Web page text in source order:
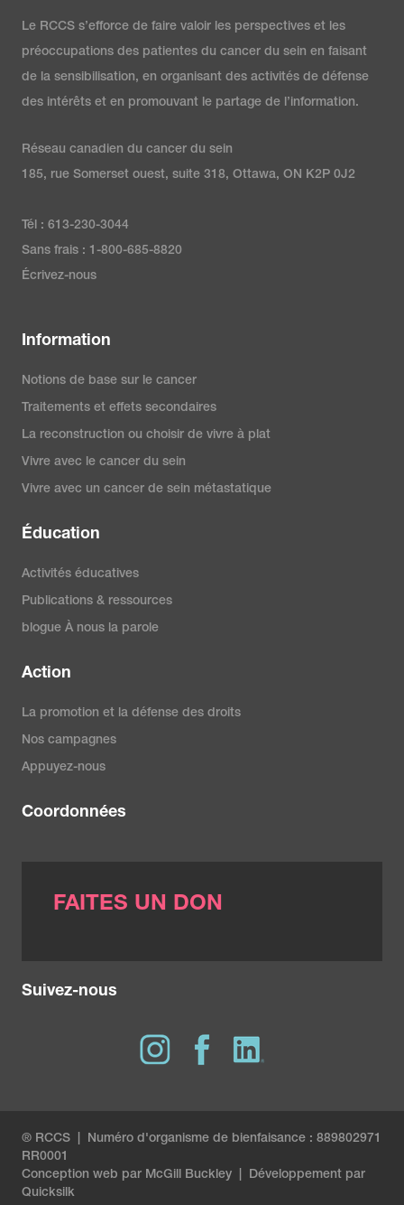
Le RCCS s’efforce de faire valoir les perspectives et les
préoccupations des patientes du cancer du sein en faisant
de la sensibilisation, en organisant des activités de défense
des intérêts et en promouvant le partage de l’information.
Réseau canadien du cancer du sein
185, rue Somerset ouest, suite 318, Ottawa, ON K2P 0J2
Tél : 613-230-3044
Sans frais : 1-800-685-8820
Écrivez-nous
Information
Notions de base sur le cancer
Traitements et effets secondaires
La reconstruction ou choisir de vivre à plat
Vivre avec le cancer du sein
Vivre avec un cancer de sein métastatique
Éducation
Activités éducatives
Publications & ressources
blogue À nous la parole
Action
La promotion et la défense des droits
Nos campagnes
Appuyez-nous
Coordonnées
FAITES UN DON
Suivez-nous
® RCCS | Numéro d'organisme de bienfaisance : 889802971
RR0001
Conception web par McGill Buckley
Développement par
Quicksilk